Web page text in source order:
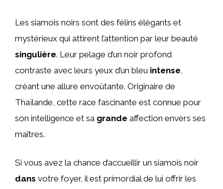
Les siamois noirs sont des félins élégants et
mystérieux qui attirent l’attention par leur beauté
singulière. Leur pelage d’un noir profond
contraste avec leurs yeux d’un bleu intense
créant une allure envoûtante. Originaire de
Thaïlande, cette race fascinante est connue pour
son intelligence et sa grande affection envers ses
maîtres.
Si vous avez la chance d’accueillir un siamois noir
dans votre foyer, il est primordial de lui offrir les